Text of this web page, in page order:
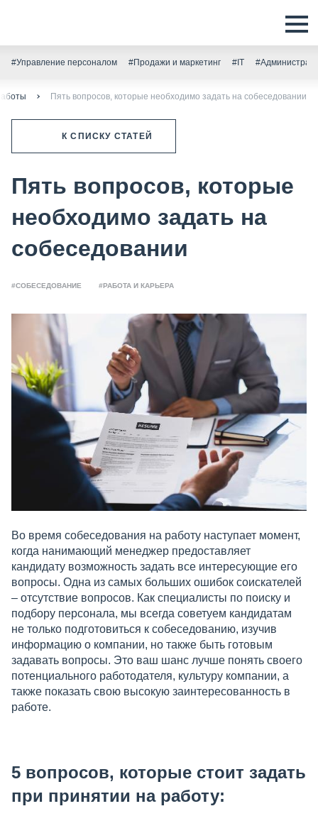
#Управление персоналом #Продажи и маркетинг #IT
Пять вопросов, которые необходимо задать на собеседовании
К СПИСКУ СТАТЕЙ
Пять вопросов, которые
необходимо задать на
собеседовании
#СОБЕСЕДОВАНИЕ #РАБОТА И КАРЬЕРА
Во время собеседования на работу наступает момент,
когда нанимающий менеджер предоставляет
кандидату возможность задать все интересующие его
вопросы. Одна из самых больших ошибок соискателей
– отсутствие вопросов. Как специалисты по поиску и
подбору персонала, мы всегда советуем кандидатам
не только подготовиться к собеседованию, изучив
информацию о компании, но также быть готовым
задавать вопросы. Это ваш шанс лучше понять своего
потенциального работодателя, культуру компании, а
также показать свою высокую заинтересованность в
работе.
5 вопросов, которые стоит задать
при принятии на работу: